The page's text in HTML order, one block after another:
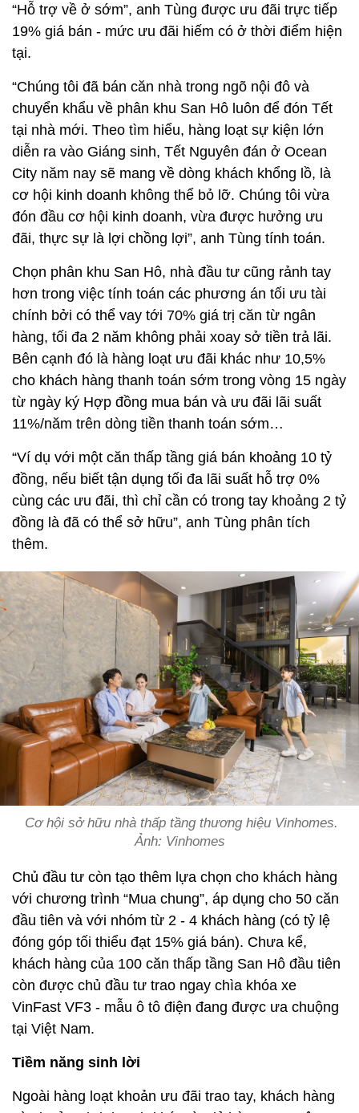
“Hỗ trợ về ở sớm”, anh Tùng được ưu đãi trực tiếp
19% giá bán - mức ưu đãi hiếm có ở thời điểm hiện
tại.
“Chúng tôi đã bán căn nhà trong ngõ nội đô và
chuyển khẩu về phân khu San Hô luôn để đón Tết
tại nhà mới. Theo tìm hiểu, hàng loạt sự kiện lớn
diễn ra vào Giáng sinh, Tết Nguyên đán ở Ocean
City năm nay sẽ mang về dòng khách khổng lồ, là
cơ hội kinh doanh không thể bỏ lỡ. Chúng tôi vừa
đón đầu cơ hội kinh doanh, vừa được hưởng ưu
đãi, thực sự là lợi chồng lợi”, anh Tùng tính toán.
Chọn phân khu San Hô, nhà đầu tư cũng rảnh tay
hơn trong việc tính toán các phương án tối ưu tài
chính bởi có thể vay tới 70% giá trị căn từ ngân
hàng, tối đa 2 năm không phải xoay sở tiền trả lãi.
Bên cạnh đó là hàng loạt ưu đãi khác như 10,5%
cho khách hàng thanh toán sớm trong vòng 15 ngày
từ ngày ký Hợp đồng mua bán và ưu đãi lãi suất
11%/năm trên dòng tiền thanh toán sớm…
“Ví dụ với một căn thấp tầng giá bán khoảng 10 tỷ
đồng, nếu biết tận dụng tối đa lãi suất hỗ trợ 0%
cùng các ưu đãi, thì chỉ cần có trong tay khoảng 2 tỷ
đồng là đã có thể sở hữu”, anh Tùng phân tích
thêm.
Cơ hội sở hữu nhà thấp tầng thương hiệu Vinhomes.
Ảnh: Vinhomes
Chủ đầu tư còn tạo thêm lựa chọn cho khách hàng
với chương trình “Mua chung”, áp dụng cho 50 căn
đầu tiên và với nhóm từ 2 - 4 khách hàng (có tỷ lệ
đóng góp tối thiểu đạt 15% giá bán). Chưa kể,
khách hàng của 100 căn thấp tầng San Hô đầu tiên
còn được chủ đầu tư trao ngay chìa khóa xe
VinFast VF3 - mẫu ô tô điện đang được ưa chuộng
tại Việt Nam.
Tiềm năng sinh lời
Ngoài hàng loạt khoản ưu đãi trao tay, khách hàng